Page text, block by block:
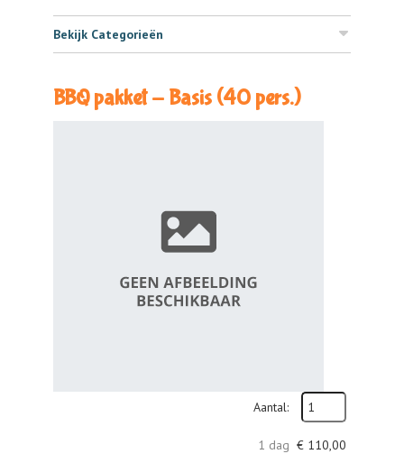
Bekijk Categorieën
BBQ pakket - Basis (40 pers.)
Aantal:
1 dag € 110,00